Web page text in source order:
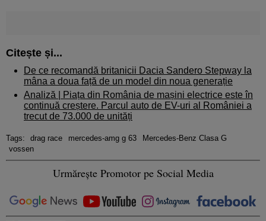
Citește și...
De ce recomandă britanicii Dacia Sandero Stepway la
mâna a doua față de un model din noua generație
Analiză |
Piața din România de mașini electrice este în
continuă creștere. Parcul auto de EV-uri al României a
trecut de 73.000 de unități
Tags: drag race mercedes-amg g 63
Mercedes-Benz Clasa G
vossen
Urmărește Promotor pe Social Media